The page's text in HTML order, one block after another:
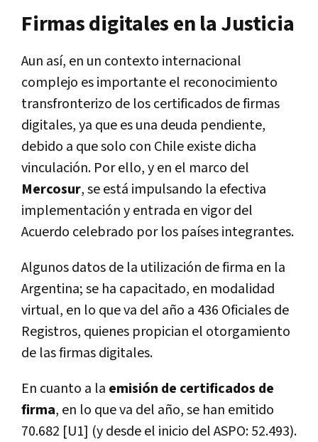
Firmas digitales en la Justicia
Aun así, en un contexto internacional
complejo es importante el reconocimiento
transfronterizo de los certificados de firmas
digitales, ya que es una deuda pendiente,
debido a que solo con Chile existe dicha
vinculación. Por ello, y en el marco del
Mercosur, se está impulsando la efectiva
implementación y entrada en vigor del
Acuerdo celebrado por los países integrantes.
Algunos datos de la utilización de firma en la
Argentina; se ha capacitado, en modalidad
virtual, en lo que va del año a 436 Oficiales de
Registros, quienes propician el otorgamiento
de las firmas digitales.
En cuanto a la emisión de certificados de
firma, en lo que va del año, se han emitido
70.682 [U1] (y desde el inicio del ASPO: 52.493).